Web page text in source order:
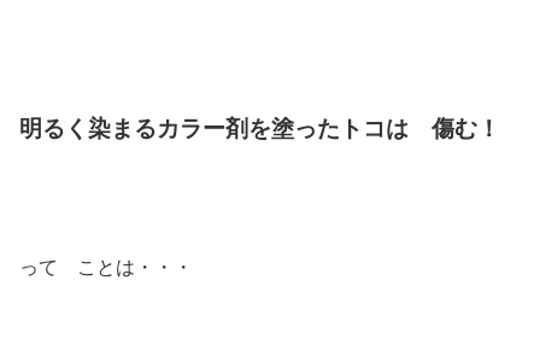
明るく染まるカラー剤を塗ったトコは 傷む！
って ことは・・・